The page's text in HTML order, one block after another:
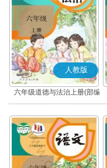
人教版
六年级道德与法治上册(部编
版)